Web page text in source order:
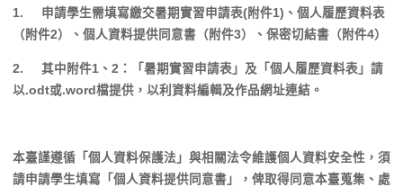
1. 申請學生需填寫繳交暑期實習申請表(附件1)、個人履歷資料表
（附件2）、個人資料提供同意書（附件3）、保密切結書（附件4）
2. 其中附件1、2：「暑期實習申請表」及「個人履歷資料表」請
以.odt或.word檔提供，以利資料編輯及作品網址連結。
本臺謹遵循「個人資料保護法」與相關法令維護個人資料安全性，須
請申請學生填寫「個人資料提供同意書」，俾取得同意本臺蒐集、處